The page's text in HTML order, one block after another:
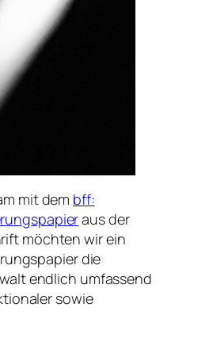
mit dem bff:
aus der
möchten wir ein
die
endlich umfassend
sowie